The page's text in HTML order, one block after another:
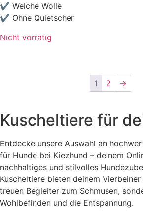
✔ Weiche Wolle
✔ Ohne Quietscher
Nicht vorrätig
1 2 →
Kuscheltiere für
Entdecke unsere Auswahl an
für Hunde bei Kiezhund – deinem
nachhaltiges und stilvolles
Kuscheltiere bieten deinem
treuen Begleiter zum Schmusen,
Wohlbefinden und die Entspannung.